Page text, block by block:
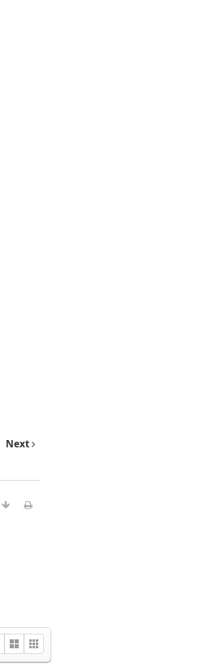
Next
G
C